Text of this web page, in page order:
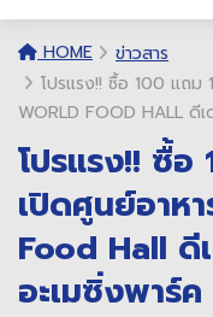
HOME
ข่าวสาร
โปรแรง!! ซื้อ 100 แถม
WORLD FOOD HALL ดี
โปรแรง!! ซื้
เปิดศูนย์อาห
Food Hall ดี
อะเมซิ่งพาร์ค